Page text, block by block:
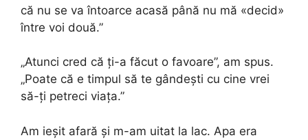
că nu se va întoarce acasă până nu mă «decid»
între voi două.”
„Atunci cred că ți-a făcut o favoare”, am spus.
„Poate că e timpul să te gândești cu cine vrei
să-ți petreci viața.”
Am ieșit afară și m-am uitat la lac. Apa era